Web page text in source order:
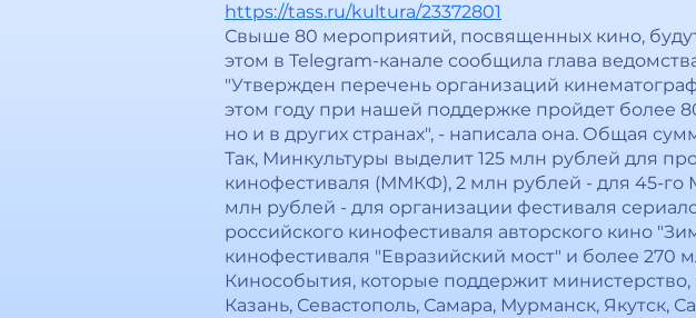
https://tass.ru/kultura/23372801
Свыше 80 мероприятий, посвященных кино,
этом в Telegram-канале сообщила глава
"Утвержден перечень организаций
этом году при нашей поддержке пройдет более
но и в других странах", - написала она. Общая
Так, Минкультуры выделит 125 млн рублей для
кинофестиваля (ММКФ), 2 млн рублей - для 45-го
млн рублей - для организации фестиваля
российского кинофестиваля авторского кино
кинофестиваля "Евразийский мост" и более 270
Кинособытия, которые поддержит министерство,
Казань, Севастополь, Самара, Мурманск, Якутск,